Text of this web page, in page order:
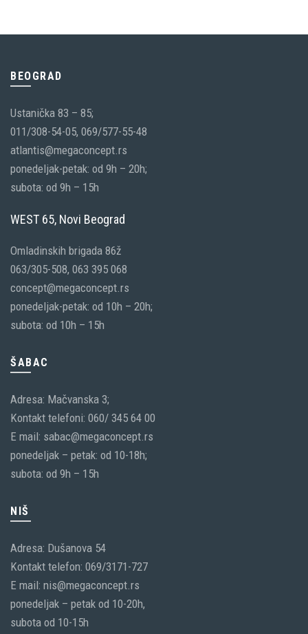
BEOGRAD
Ustanička 83 – 85;
011/308-54-05, 069/577-55-48
atlantis@megaconcept.rs
ponedeljak-petak: od 9h – 20h;
subota: od 9h – 15h
WEST 65, Novi Beograd
Omladinskih brigada 86ž
063/305-508, 063 395 068
concept@megaconcept.rs
ponedeljak-petak: od 10h – 20h;
subota: od 10h – 15h
ŠABAC
Adresa: Mačvanska 3;
Kontakt telefoni: 060/ 345 64 00
E mail: sabac@megaconcept.rs
ponedeljak – petak: od 10-18h;
subota: od 9h – 15h
NIŠ
Adresa: Dušanova 54
Kontakt telefon: 069/3171-727
E mail: nis@megaconcept.rs
ponedeljak – petak od 10-20h,
subota od 10-15h